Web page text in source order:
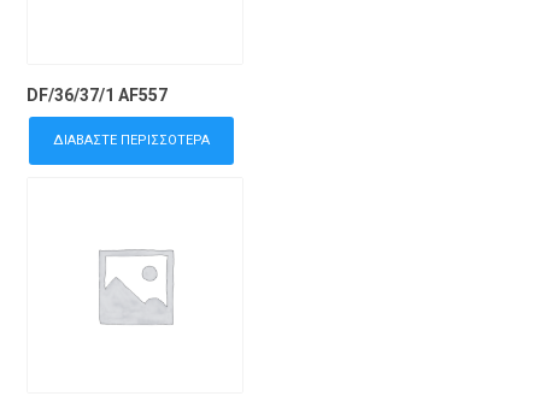
DF/36/37/1 AF557
ΔΙΑΒΆΣΤΕ ΠΕΡΙΣΣΌΤΕΡΑ